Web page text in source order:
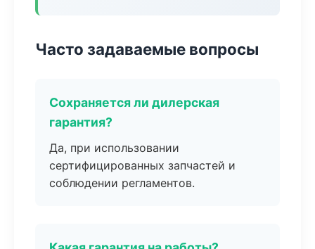
Часто задаваемые вопросы
Сохраняется ли дилерская
гарантия?
Да, при использовании
сертифицированных запчастей и
соблюдении регламентов.